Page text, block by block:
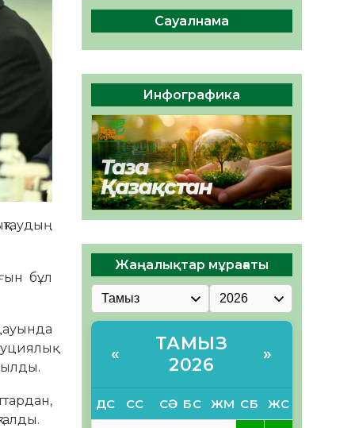
бұл
Руслан Рүстемұлы облыс
әкімінің кеңесшісі болып
тағайындалды
05.08.2026
44 0
Сауалнама
Инфографика
Жаңалықтар мұрағаты
«
ТАМЫЗ
2026
»
ДС СС СӘ БС ЖМ СБ ЖС